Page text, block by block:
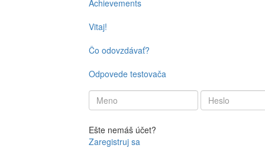
Achievements
Vitaj!
Čo odovzdávať?
Odpovede testovača
Ešte nemáš účet?
Zaregistruj sa